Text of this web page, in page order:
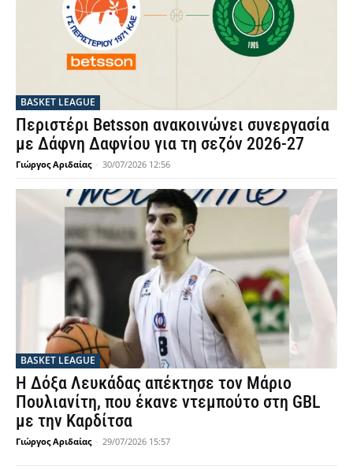
BASKET LEAGUE
Περιστέρι Betsson ανακοινώνει συνεργασία
με Δάφνη Δαφνίου για τη σεζόν 2026-27
Γιώργος Αριδαίας - 30/07/2026 12:56
BASKET LEAGUE
Η Δόξα Λευκάδας απέκτησε τον Μάριο
Πουλιανίτη, που έκανε ντεμπούτο στη GBL
με την Καρδίτσα
Γιώργος Αριδαίας - 29/07/2026 15:57